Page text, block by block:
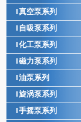
真空泵系列
自吸泵系列
化工泵系列
磁力泵系列
油泵系列
旋涡泵系列
手摇泵系列